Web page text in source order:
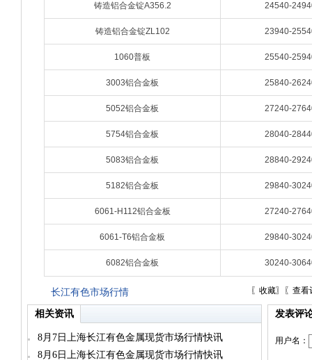
铸造铝合金锭A356.2 24540-
铸造铝合金锭ZL102 23940-
1060普板 25540-
3003铝合金板 25840-
5052铝合金板 27240-
5754铝合金板 28040-
5083铝合金板 28840-
5182铝合金板 29840-
6061-H112铝合金板 27240-
6061-T6铝合金板 29840-
6082铝合金板 30240-
长江有色市场行情 〖 收藏〗〖 查看
相关资讯
8月7日上海长江有色金属现货市场行情快讯
8月6日上海长江有色金属现货市场行情快讯
发表评
用户名：